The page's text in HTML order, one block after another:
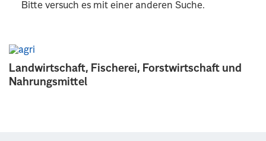
Landwirtschaft, Fischerei, Forstwirtschaft und
Nahrungsmittel
Bitte versuch es mit einer anderen Suche.